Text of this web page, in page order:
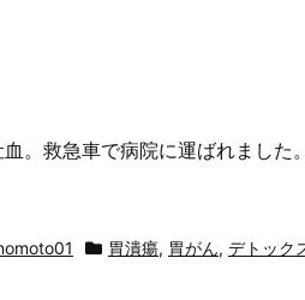
。救急車で病院に運ばれました
胃潰瘍, 胃がん, デトック